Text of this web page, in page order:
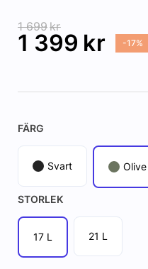
1 699kr
1 399 kr -17%
FÄRG
Svart Olive
STORLEK
17 L 21 L